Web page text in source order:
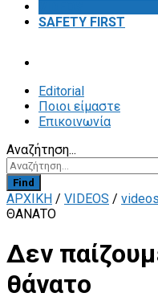
SAFETY FIRST
Editorial
Ποιοι είμαστε
Επικοινωνία
Αναζήτηση...
Find
ΑΡΧΙΚΗ / VIDEOS / videos
ΘΆΝΑΤΟ
Δεν
θάνατο